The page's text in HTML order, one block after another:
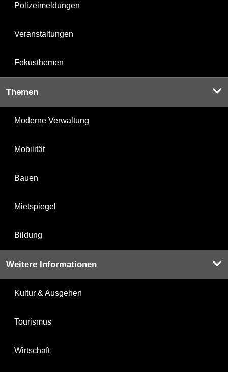
Polizeimeldungen
Veranstaltungen
Fokusthemen
Themen
Moderne Verwaltung
Mobilität
Bauen
Mietspiegel
Bildung
Weitere Informationen
Kultur & Ausgehen
Tourismus
Wirtschaft